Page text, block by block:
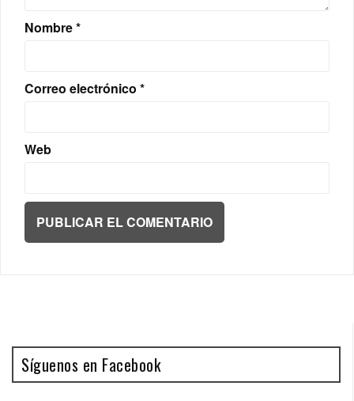
Nombre*
Correo electrónico *
Web
Síguenos en Facebook